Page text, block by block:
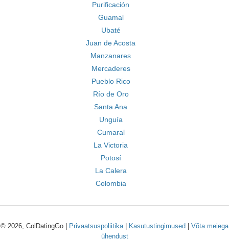
Purificación
Guamal
Ubaté
Juan de Acosta
Manzanares
Mercaderes
Pueblo Rico
Río de Oro
Santa Ana
Unguía
Cumaral
La Victoria
Potosí
La Calera
Colombia
© 2026, ColDatingGo | Privaatsuspoliitika| Kasutustingimused
Võta meiega
ühendust